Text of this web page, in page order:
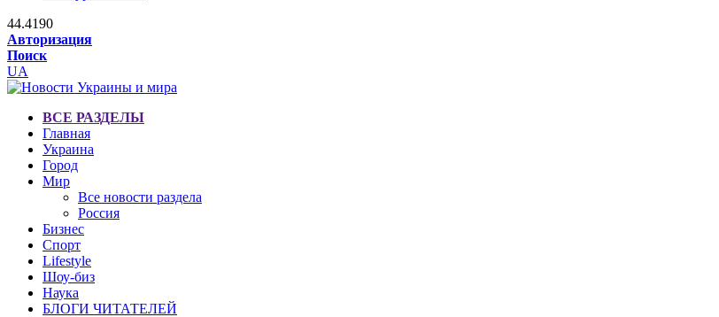
44.4190
Авторизация
Поиск
UA
ВСЕ РАЗДЕЛЫ
Главная
Украина
Город
Мир
Все новости раздела
Россия
Бизнес
Спорт
Lifestyle
Шоу-биз
Наука
БЛОГИ ЧИТАТЕЛЕЙ